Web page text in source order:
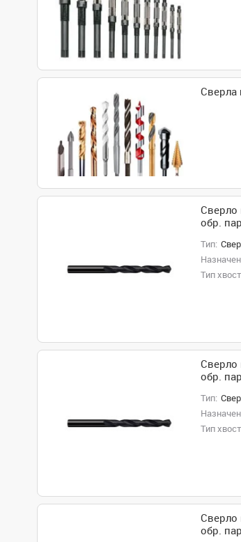
Сверла
Сверло
обр.
Тип:
Тип
Сверло
обр.
Тип:
Тип
Сверло
обр.